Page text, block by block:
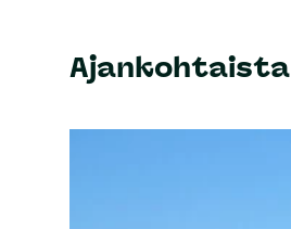
Ajankohtaista